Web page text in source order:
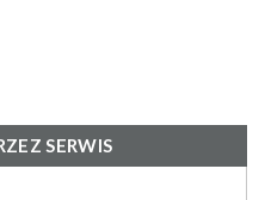
SERWIS